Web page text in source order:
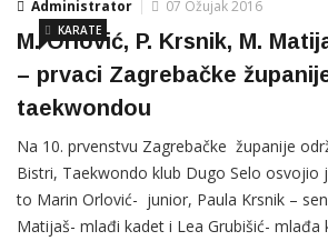
Administrator
KARATE
07 Ožujak 2016
M. Orlović, P. Krsnik, M.
– prvaci Zagrebačke
taekwondou
Na 10. prvenstvu Zagrebačke županije
Bistri, Taekwondo klub Dugo Selo osvojio
to Marin Orlović- junior, Paula Krsnik –
Matijaš- mlađi kadet i Lea Grubišić- mlađa